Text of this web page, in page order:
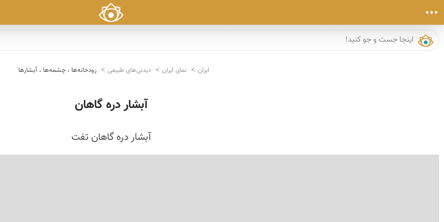
ایران نمای ایران دیدنی‌های طبیعی رودخانه‌ها ، چشمه‌ها ، آبشارها
آبشار دره گاهان
آبشار دره گاهان تفت